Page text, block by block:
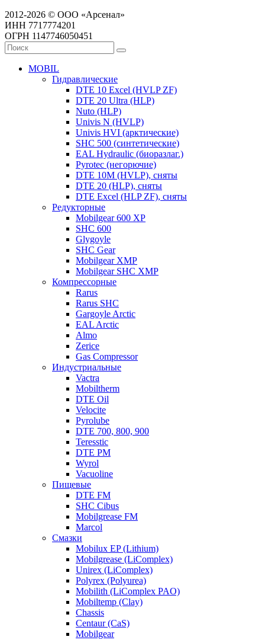
2012-2026 © ООО «Арсенал»
ИНН 7717774201
ОГРН 1147746050451
MOBIL
Гидравлические
DTE 10 Excel (HVLP ZF)
DTE 20 Ultra (HLP)
Nuto (HLP)
Univis N (HVLP)
Univis HVI (арктические)
SHC 500 (синтетические)
EAL Hydraulic (биоразлаг.)
Pyrotec (негорючие)
DTE 10M (HVLP), сняты
DTE 20 (HLP), сняты
DTE Excel (HLP ZF), сняты
Редукторные
Mobilgear 600 XP
SHC 600
Glygoyle
SHC Gear
Mobilgear XMP
Mobilgear SHC XMP
Компрессорные
Rarus
Rarus SHC
Gargoyle Arctic
EAL Arctic
Almo
Zerice
Gas Compressor
Индустриальные
Vactra
Mobiltherm
DTE Oil
Velocite
Pyrolube
DTE 700, 800, 900
Teresstic
DTE PM
Wyrol
Vacuoline
Пищевые
DTE FM
SHC Cibus
Mobilgrease FM
Marcol
Смазки
Mobilux EP (Lithium)
Mobilgrease (LiComplex)
Unirex (LiComplex)
Polyrex (Polyurea)
Mobilith (LiComplex PAO)
Mobiltemp (Clay)
Chassis
Centaur (CaS)
Mobilgear